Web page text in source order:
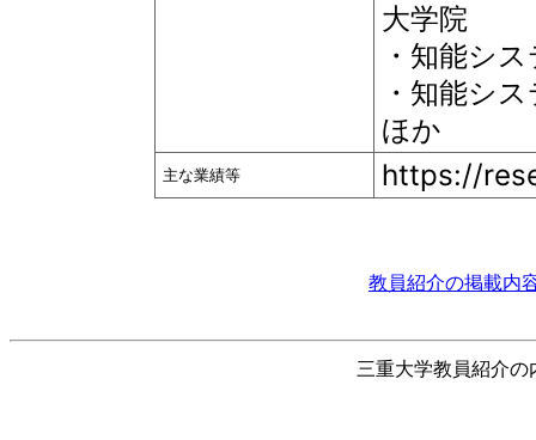
大学院
・知能シ
・知能シ
ほか
主な業績等 https://
教員紹介の掲載内
三重大学教員紹介